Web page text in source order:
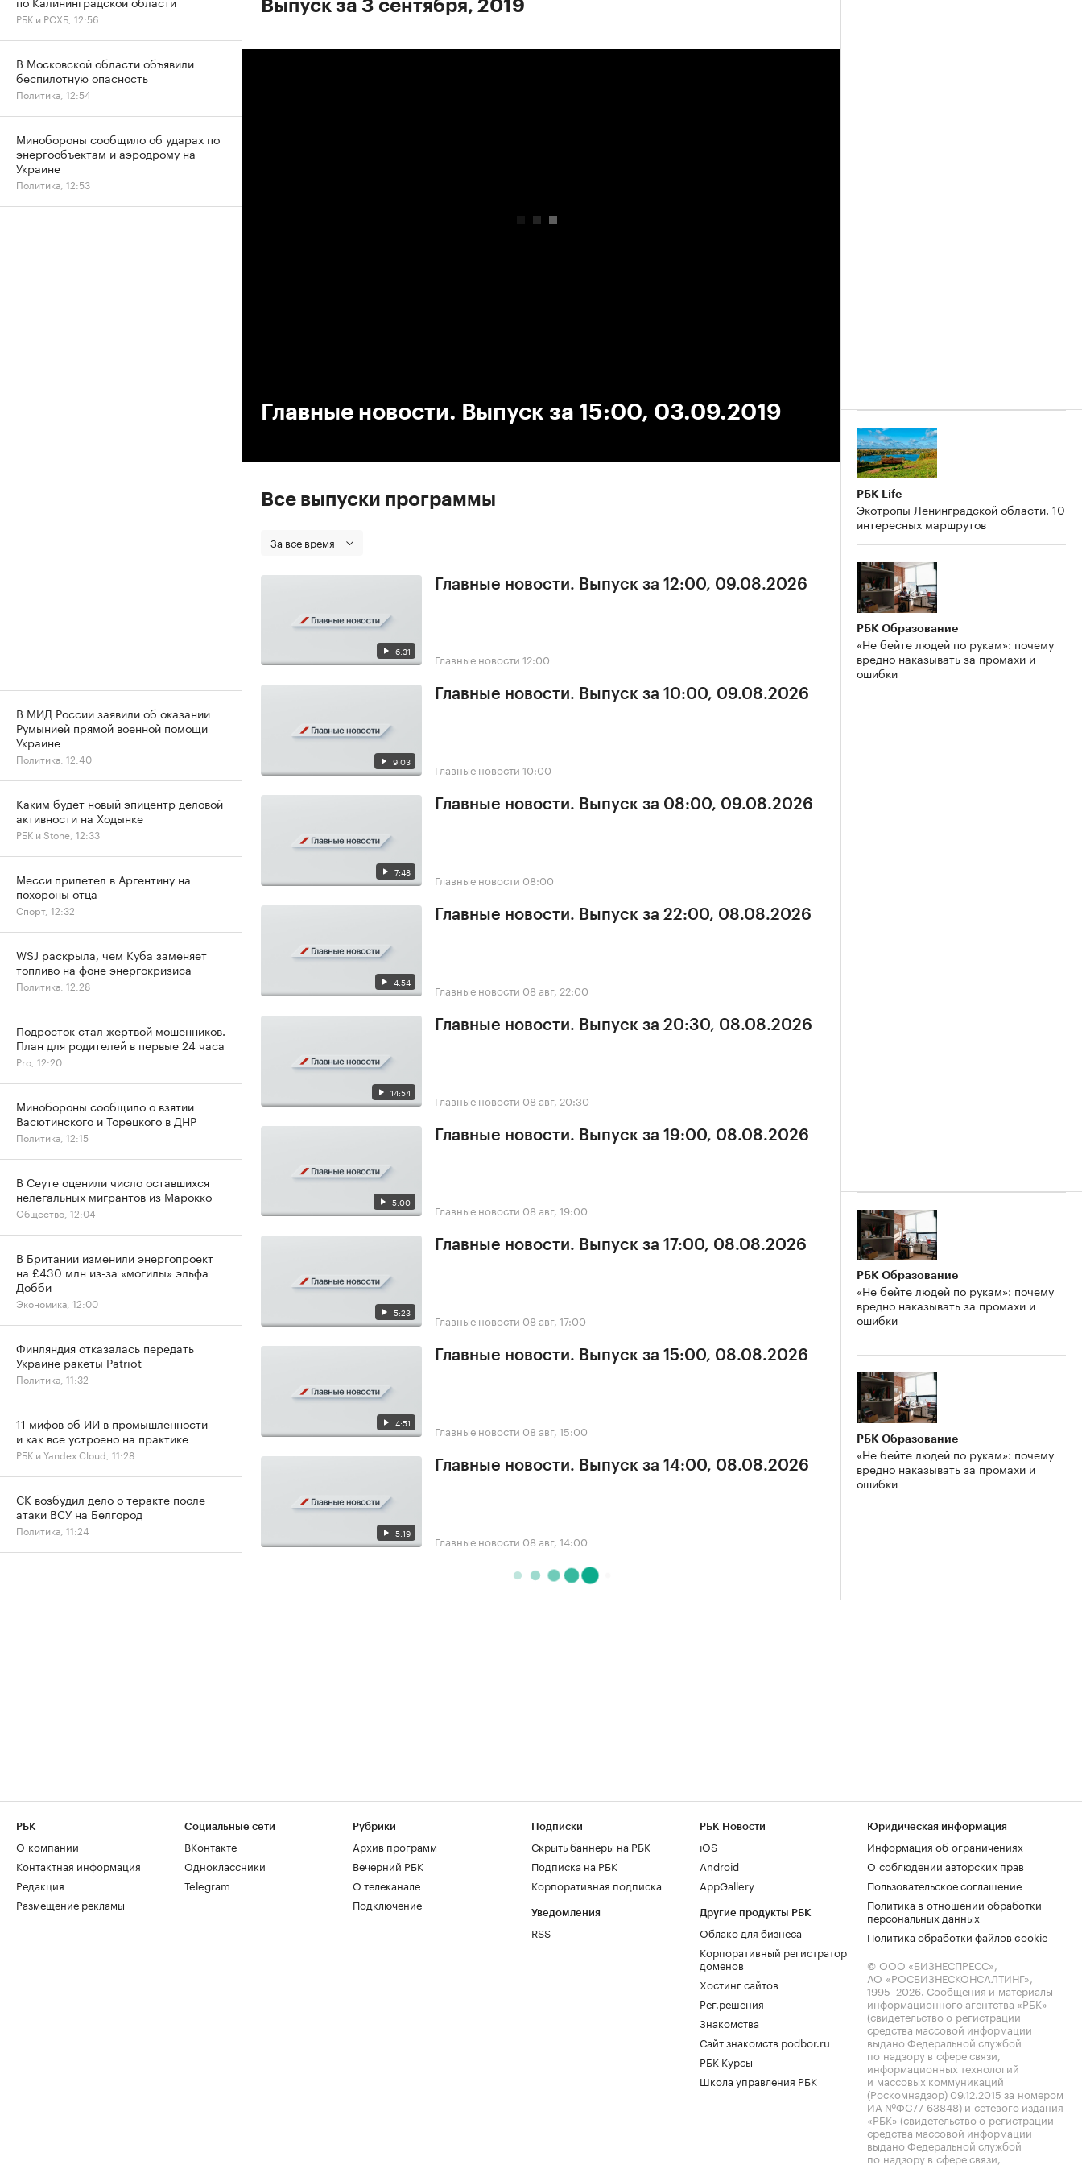
Выпуск за 3 сентября, 2019
Главные новости. Выпуск за 15:00, 03.09.2019
Все выпуски программы
За все время
6:31
Главные новости. Выпуск за 12:00, 09.08.2026
Главные новости 12:00
9:03
Главные новости. Выпуск за 10:00, 09.08.2026
Главные новости 10:00
7:48
Главные новости. Выпуск за 08:00, 09.08.2026
Главные новости 08:00
4:54
Главные новости. Выпуск за 22:00, 08.08.2026
Главные новости 08 авг, 22:00
14:54
Главные новости. Выпуск за 20:30, 08.08.2026
Главные новости 08 авг, 20:30
5:00
Главные новости. Выпуск за 19:00, 08.08.2026
Главные новости 08 авг, 19:00
5:23
Главные новости. Выпуск за 17:00, 08.08.2026
Главные новости 08 авг, 17:00
4:51
Главные новости. Выпуск за 15:00, 08.08.2026
Главные новости 08 авг, 15:00
5:19
Главные новости. Выпуск за 14:00, 08.08.2026
Главные новости 08 авг, 14:00
РБК Life
Экотропы Ленинградской области. 10
интересных маршрутов
РБК Образование
«Не бейте людей по рукам»: почему
вредно наказывать за промахи и
ошибки
РБК Образование
«Не бейте людей по рукам»: почему
вредно наказывать за промахи и
ошибки
РБК Образование
«Не бейте людей по рукам»: почему
вредно наказывать за промахи и
ошибки
РБК и РСХБ, 12:56
В Московской области объявили
беспилотную опасность
Политика, 12:54
Минобороны сообщило об ударах по
энергообъектам и аэродрому на
Украине
Политика, 12:53
В МИД России заявили об оказании
Румынией прямой военной помощи
Украине
Политика, 12:40
Каким будет новый эпицентр деловой
активности на Ходынке
РБК и Stone, 12:33
Месси прилетел в Аргентину на
похороны отца
Спорт, 12:32
WSJ раскрыла, чем Куба заменяет
топливо на фоне энергокризиса
Политика, 12:28
Подросток стал жертвой мошенников.
План для родителей в первые 24 часа
Pro, 12:20
Минобороны сообщило о взятии
Васютинского и Торецкого в ДНР
Политика, 12:15
В Сеуте оценили число оставшихся
нелегальных мигрантов из Марокко
Общество, 12:04
В Британии изменили энергопроект
на £430 млн из-за «могилы» эльфа
Добби
Экономика, 12:00
Финляндия отказалась передать
Украине ракеты Patriot
Политика, 11:32
11 мифов об ИИ в промышленности —
и как все устроено на практике
РБК и Yandex Cloud, 11:28
СК возбудил дело о теракте после
атаки ВСУ на Белгород
Политика, 11:24
РБК
О компании
Контактная информация
Редакция
Размещение рекламы
Социальные сети
ВКонтакте
Одноклассники
Telegram
Рубрики
Архив программ
Вечерний РБК
О телеканале
Подключение
Подписки
Скрыть баннеры на РБК
Подписка на РБК
Корпоративная подписка
Уведомления
RSS
РБК Новости
iOS
Android
AppGallery
Другие продукты РБК
Облако для бизнеса
Корпоративный регистратор
доменов
Хостинг сайтов
Рег.решения
Знакомства
Сайт знакомств podbor.ru
РБК Курсы
Школа управления РБК
Юридическая информация
Информация об ограничениях
О соблюдении авторских прав
Пользовательское соглашение
Политика в отношении обработки
персональных данных
Политика обработки файлов cookie
© ООО «БИЗНЕСПРЕСС»,
АО «РОСБИЗНЕСКОНСАЛТИНГ»,
1995–2026. Сообщения и материалы
информационного агентства «РБК»
(свидетельство о регистрации
средства массовой информации
выдано Федеральной службой
по надзору в сфере связи,
информационных технологий
и массовых коммуникаций
(Роскомнадзор) 09.12.2015 за номером
ИА №ФС77-63848) и сетевого издания
«РБК» (свидетельство о регистрации
средства массовой информации
выдано Федеральной службой
по надзору в сфере связи,